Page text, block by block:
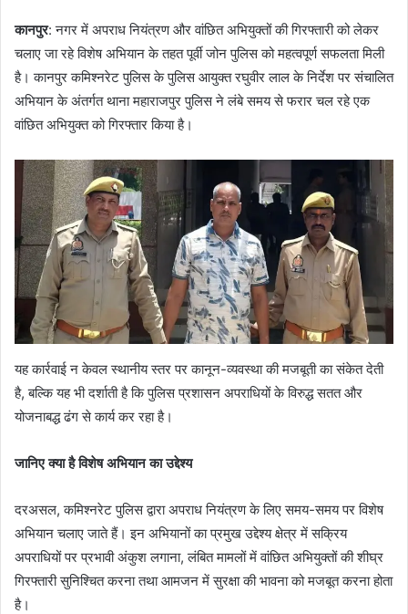
कानपुर: नगर में अपराध नियंत्रण और वांछित अभियुक्तों की गिरफ्तारी को लेकर
चलाए जा रहे विशेष अभियान के तहत पूर्वी जोन पुलिस को महत्वपूर्ण सफलता मिली
है। कानपुर कमिश्नरेट पुलिस के पुलिस आयुक्त रघुवीर लाल के निर्देश पर संचालित
अभियान के अंतर्गत थाना महाराजपुर पुलिस ने लंबे समय से फरार चल रहे एक
वांछित अभियुक्त को गिरफ्तार किया है।
यह कार्रवाई न केवल स्थानीय स्तर पर कानून-व्यवस्था की मजबूती का संकेत देती
है, बल्कि यह भी दर्शाती है कि पुलिस प्रशासन अपराधियों के विरुद्ध सतत और
योजनाबद्ध ढंग से कार्य कर रहा है।
जानिए क्या है विशेष अभियान का उद्देश्य
दरअसल, कमिश्नरेट पुलिस द्वारा अपराध नियंत्रण के लिए समय-समय पर विशेष
अभियान चलाए जाते हैं। इन अभियानों का प्रमुख उद्देश्य क्षेत्र में सक्रिय
अपराधियों पर प्रभावी अंकुश लगाना, लंबित मामलों में वांछित अभियुक्तों की शीघ्र
गिरफ्तारी सुनिश्चित करना तथा आमजन में सुरक्षा की भावना को मजबूत करना होता
है।